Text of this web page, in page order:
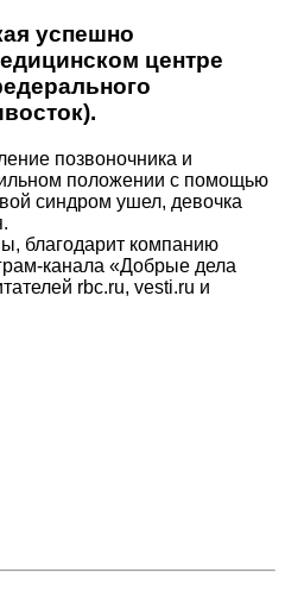
успешно
центре
позвоночника и
положении с помощью
синдром ушел, девочка
благодарит компанию
канала «Добрые дела
rbc.ru, vesti.ru и